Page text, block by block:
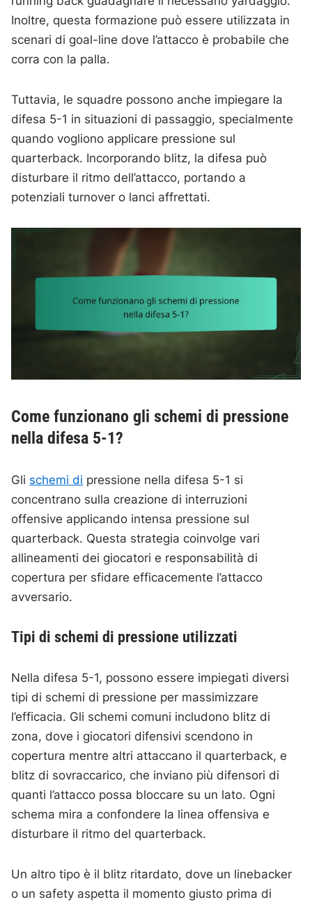
Inoltre, questa formazione può essere utilizzata in
scenari di goal-line dove l’attacco è probabile che
corra con la palla.
Tuttavia, le squadre possono anche impiegare la
difesa 5-1 in situazioni di passaggio, specialmente
quando vogliono applicare pressione sul
quarterback. Incorporando blitz, la difesa può
disturbare il ritmo dell’attacco, portando a
potenziali turnover o lanci affrettati.
Come funzionano gli schemi di pressione
nella difesa 5-1?
Gli schemi di pressione nella difesa 5-1 si
concentrano sulla creazione di interruzioni
offensive applicando intensa pressione sul
quarterback. Questa strategia coinvolge vari
allineamenti dei giocatori e responsabilità di
copertura per sfidare efficacemente l’attacco
avversario.
Tipi di schemi di pressione utilizzati
Nella difesa 5-1, possono essere impiegati diversi
tipi di schemi di pressione per massimizzare
l’efficacia. Gli schemi comuni includono blitz di
zona, dove i giocatori difensivi scendono in
copertura mentre altri attaccano il quarterback, e
blitz di sovraccarico, che inviano più difensori di
quanti l’attacco possa bloccare su un lato. Ogni
schema mira a confondere la linea offensiva e
disturbare il ritmo del quarterback.
Un altro tipo è il blitz ritardato, dove un linebacker
o un safety aspetta il momento giusto prima di